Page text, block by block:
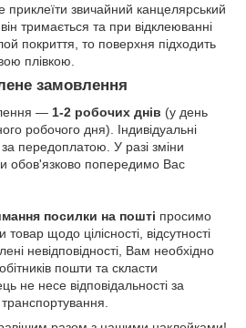
приклеїти звичайний канцелярський
тримається та при відклеюванні
покриття, то поверхня підходить
плівкою.
замовлення
— 1-2 робочих днів (у день
робочого дня). Індивідуальні
передоплатою. У разі зміни
обов'язково попередимо Вас
посилки на пошті просимо
щодо цілісності, відсутності
невідповідності, Вам необхідно
пошти та скласти
не несе відповідальності за